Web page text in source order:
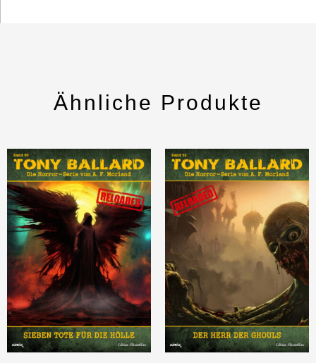
Ähnliche Produkte